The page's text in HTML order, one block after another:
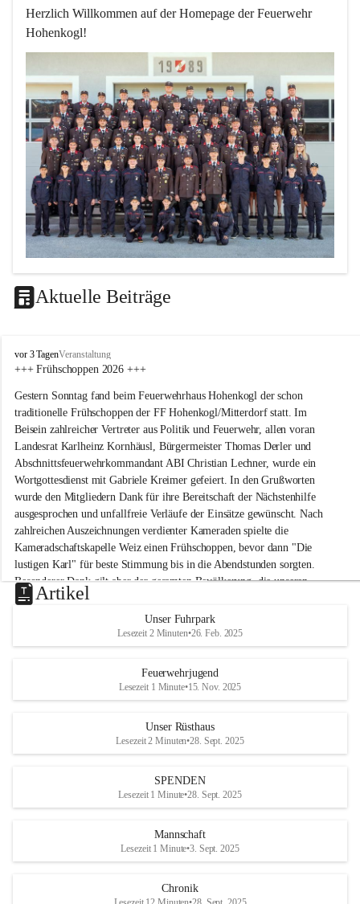
Herzlich Willkommen auf der Homepage der Feuerwehr
Hohenkogl!
Aktuelle Beiträge
F
F
o
h
e
n
k
o
g
l
-
M
i
t
t
e
r
r
vor 3 TagenVeranstaltung
+++ Frühschoppen 2026 +++
Gestern Sonntag fand beim Feuerwehrhaus Hohenkogl der schon
traditionelle Frühschoppen der FF Hohenkogl/Mitterdorf statt. Im
Beisein zahlreicher Vertreter aus Politik und Feuerwehr, allen voran
Landesrat Karlheinz Kornhäusl, Bürgermeister Thomas Derler und
Abschnittsfeuerwehrkommandant ABI Christian Lechner, wurde ein
Wortgottesdienst mit Gabriele Kreimer gefeiert. In den Grußworten
wurde den Mitgliedern Dank für ihre Bereitschaft der Nächstenhilfe
ausgesprochen und unfallfreie Verläufe der Einsätze gewünscht. Nach
zahlreichen Auszeichnungen verdienter Kameraden spielte die
Kameradschaftskapelle Weiz einen Frühschoppen, bevor dann "Die
lustigen Karl" für beste Stimmung bis in die Abendstunden sorgten.
Besonderer Dank gilt aber der gesamten Bevölkerung, die unseren
Frühschoppen trotz hochsommerlichen Temperaturen besuchte. Der
Reinerlös des Festes kommt natürlich wieder der Verbesserung der
Ausrüstung und somit der Einsatzbereitschaft der FF
Hohenkogl/Mitterdorf zugute!
HERZLICHEN DANK FÜR IHREN BESUCH!
Artikel
Unser Fuhrpark
Lesezeit 2 Minuten•26. Feb. 2025
Feuerwehrjugend
Lesezeit 1 Minute•15. Nov. 2025
Unser Rüsthaus
Lesezeit 2 Minuten•28. Sept. 2025
SPENDEN
Lesezeit 1 Minute•28. Sept. 2025
Mannschaft
Lesezeit 1 Minute•3. Sept. 2025
Chronik